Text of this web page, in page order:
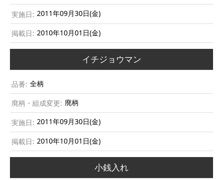
2011年09月30日(金)
2010年10月01日(金)
イチジョウマン
全柄
廃柄
2011年09月30日(金)
2010年10月01日(金)
小銭入れ